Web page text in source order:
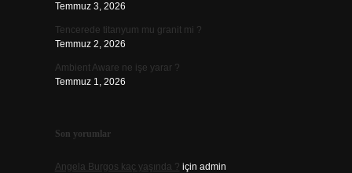
Temmuz 3, 2026
Tencerede titanyum mu granit mi ?
Temmuz 2, 2026
Ambient Aware ne işe yarar ?
Temmuz 1, 2026
Son yorumlar
Angela Burgos kaç yaşında ? için admin